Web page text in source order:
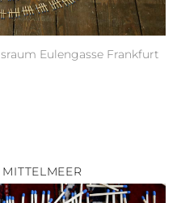
Eulengasse Frankfurt